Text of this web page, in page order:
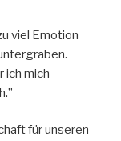
viel Emotion
ich mich
für unseren